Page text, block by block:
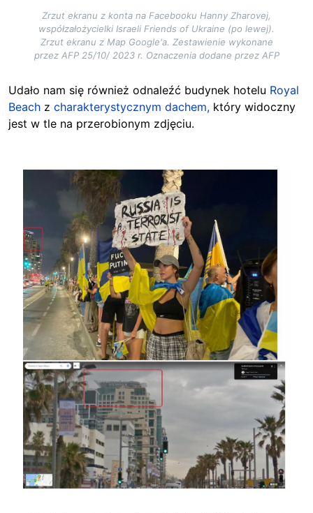
Zrzut ekranu z konta na Facebooku Hanny Zharovej,
współzałożycielki Israeli Friends of Ukraine (po lewej).
Zrzut ekranu z Map Google'a. Zestawienie wykonane
przez AFP 25/10/ 2023 r. Oznaczenia dodane przez AFP
Udało nam się również odnaleźć budynek hotelu Royal
Beach z charakterystycznym dachem, który widoczny
jest w tle na przerobionym zdjęciu.